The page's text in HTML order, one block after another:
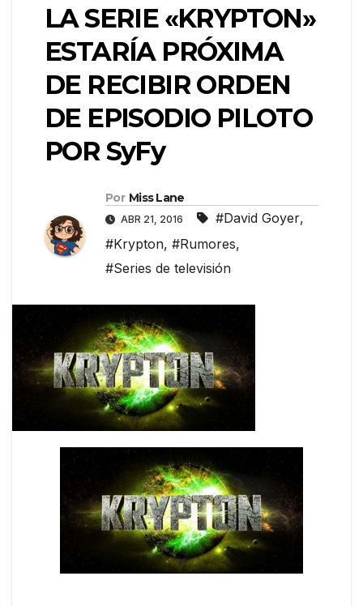
LA SERIE «KRYPTON»
ESTARÍA PRÓXIMA
DE RECIBIR ORDEN
DE EPISODIO PILOTO
POR SyFy
Por Miss Lane
ABR 21, 2016 #David Goyer,
#Krypton, #Rumores,
#Series de televisión